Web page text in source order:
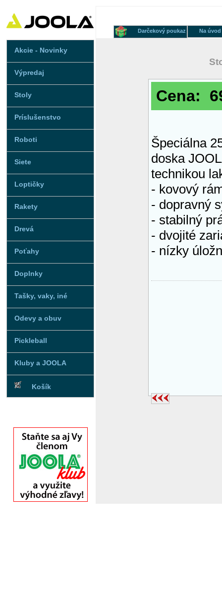
Akcie - Novinky
Výpredaj
Stoly
Príslušenstvo
Roboti
Siete
Loptičky
Rakety
Drevá
Poťahy
Doplnky
Tašky, vaky, iné
Odevy a obuv
Pickleball
Kluby a JOOLA
Košík
Na úvod
Darčekový poukaz
Cena:
Špeciálna
doska
technikou
- kovový
- dopravný
- stabilný
- dvojité
- nízky